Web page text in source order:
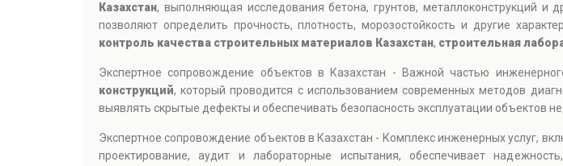
Казахстан, выполняющая исследования бетона, грунтов, металлоконструкций и
позволяют определить прочность, плотность, морозостойкость и другие
контроль качества строительных материалов Казахстан, строительная
Экспертное сопровождение объектов в Казахстан - Важной частью
конструкций, который проводится с использованием современных методов
выявлять скрытые дефекты и обеспечивать безопасность эксплуатации объектов
Экспертное сопровождение объектов в Казахстан - Комплекс инженерных услуг,
проектирование, аудит и лабораторные испытания, обеспечивает